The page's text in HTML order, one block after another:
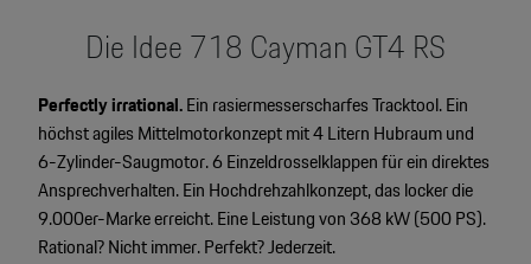
Die Idee 718 Cayman GT4 RS
Perfectly irrational.Ein rasiermesserscharfes Tracktool. Ein
höchst agiles Mittelmotorkonzept mit 4 Litern Hubraum und
6-Zylinder-Saugmotor. 6 Einzeldrosselklappen für ein direktes
Ansprechverhalten. Ein Hochdrehzahlkonzept, das locker die
9.000er-Marke erreicht. Eine Leistung von 368 kW (500 PS).
Rational? Nicht immer. Perfekt? Jederzeit.